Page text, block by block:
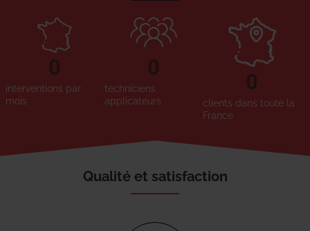
interventions par
mois
0
techniciens
applicateurs
0
clients dans toute la
France
0
Qualité et satisfaction